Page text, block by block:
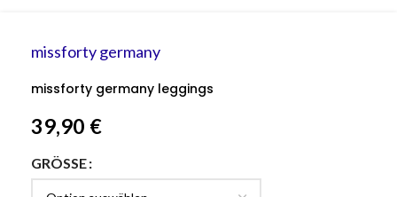
missforty germany
missforty germany leggings
39,90 €
GRÖSSE